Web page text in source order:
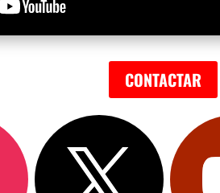
CONTACTAR